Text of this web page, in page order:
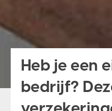
Heb je een
bedrijf?